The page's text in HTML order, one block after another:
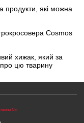
продукти, які можна
Cosmos
хижак, який за
про цю тварину
N»